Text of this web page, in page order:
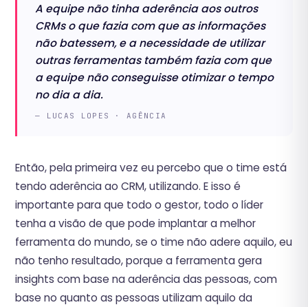
A equipe não tinha aderência aos outros
CRMs o que fazia com que as informações
não batessem, e a necessidade de utilizar
outras ferramentas também fazia com que
a equipe não conseguisse otimizar o tempo
no dia a dia.
— LUCAS LOPES · AGÊNCIA
Então, pela primeira vez eu percebo que o time está
tendo aderência ao CRM, utilizando. E isso é
importante para que todo o gestor, todo o líder
tenha a visão de que pode implantar a melhor
ferramenta do mundo, se o time não adere aquilo, eu
não tenho resultado, porque a ferramenta gera
insights com base na aderência das pessoas, com
base no quanto as pessoas utilizam aquilo da